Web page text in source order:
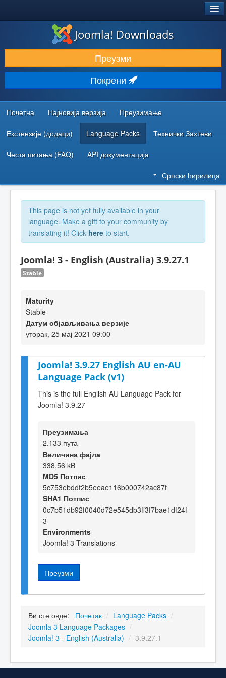
ПРЕУЗИМАЊЕ И ПРОШИРЕЊА (ЕКСТЕНЗИЈЕ)
ОТКРИЈТЕ И НАУЧИТЕ
ЗАЈЕДНИЦА И ПОДРШКА
РЕСУРСИ ЗА РАЗВОЈ
Joomla! Downloads
Преузми
Покрени
Почетна Најновија верзија Преузимање
Екстензије (додаци) Language Packs Технички Захтеви
Честа питања (FAQ) API документација
Српски ћирилица
This page is not yet fully available in your
language. Make a gift to your community by
translating it! Click here to start.
Joomla! 3 - English (Australia) 3.9.27.1
Stable
Maturity
Stable
Датум објављивања верзије
уторак, 25 мај 2021 09:00
Joomla! 3.9.27 English AU en-AU
Language Pack (v1)
This is the full English AU Language Pack for
Joomla! 3.9.27
Преузимања
2.133 пута
Величина фајла
338,56 kB
MD5 Потпис
5c753ebddf2b5eeae116b000742ac87f
SHA1 Потпис
0c7b51db92f0040d72e545db3ff3f7bae1df24f
3
Environments
Joomla! 3 Translations
Преузми
Ви сте овде: Почетак / Language Packs /
Joomla 3 Language Packages /
Joomla! 3 - English (Australia) / 3.9.27.1